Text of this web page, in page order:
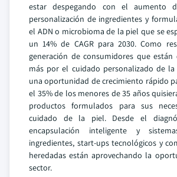
estar despegando con el aumento
personalización de ingredientes y
el ADN o microbioma de la piel que se
un 14% de CAGR para 2030. Como
generación de consumidores que están
más por el cuidado personalizado de
una oportunidad de crecimiento rápido
el 35% de los menores de 35 años
productos formulados para sus
cuidado de la piel. Desde el
encapsulación inteligente y
ingredientes, start-ups tecnológicos y
heredadas están aprovechando la
sector.